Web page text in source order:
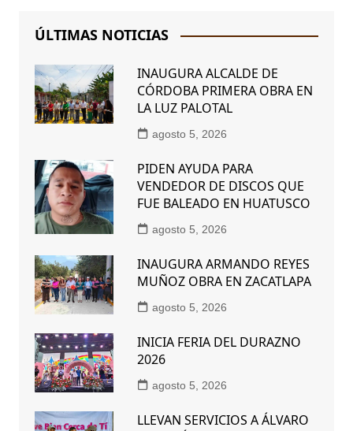
ÚLTIMAS NOTICIAS
INAUGURA ALCALDE DE
CÓRDOBA PRIMERA OBRA EN
LA LUZ PALOTAL
agosto 5, 2026
PIDEN AYUDA PARA
VENDEDOR DE DISCOS QUE
FUE BALEADO EN HUATUSCO
agosto 5, 2026
INAUGURA ARMANDO REYES
MUÑOZ OBRA EN ZACATLAPA
agosto 5, 2026
INICIA FERIA DEL DURAZNO
2026
agosto 5, 2026
LLEVAN SERVICIOS A ÁLVARO